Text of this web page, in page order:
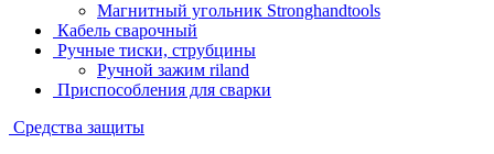
Магнитный угольник Stronghandtools
Кабель сварочный
Ручные тиски, струбцины
Ручной зажим riland
Приспособления для сварки
Средства защиты